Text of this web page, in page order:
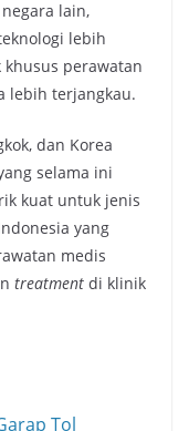
lain,
lebih
perawatan
lebih terjangkau.
dan Korea
selama ini
kuat untuk jenis
yang
medis
treatment di klinik
Tol